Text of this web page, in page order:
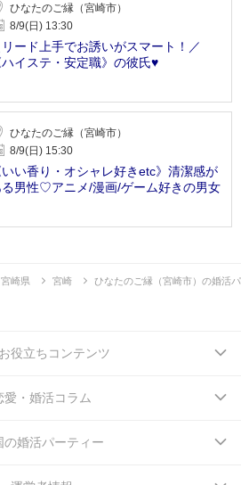
ひなたのご縁（宮崎市）
8/9(日) 13:30
リード上手でお誘いがスマート！／
ハイステ・安定職》の彼氏♥
ひなたのご縁（宮崎市）
8/9(日) 15:30
いい香り・オシャレ好きetc》清潔感が
る男性♡アニメ/漫画/ゲーム好きの男女
宮崎県 宮崎 ひなたのご縁（宮崎市）の婚活
役立ちコンテンツ
愛・婚活コラム
の婚活パーティー